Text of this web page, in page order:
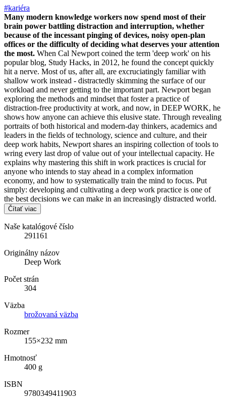
#kariéra
Many modern knowledge workers now spend most of their
brain power battling distraction and interruption, whether
because of the incessant pinging of devices, noisy open-plan
offices or the difficulty of deciding what deserves your attention
the most. When Cal Newport coined the term 'deep work' on his
popular blog, Study Hacks, in 2012, he found the concept quickly
hit a nerve. Most of us, after all, are excruciatingly familiar with
shallow work instead - distractedly skimming the surface of our
workload and never getting to the important part. Newport began
exploring the methods and mindset that foster a practice of
distraction-free productivity at work, and now, in DEEP WORK, he
shows how anyone can achieve this elusive state. Through revealing
portraits of both historical and modern-day thinkers, academics and
leaders in the fields of technology, science and culture, and their
deep work habits, Newport shares an inspiring collection of tools to
wring every last drop of value out of your intellectual capacity. He
explains why mastering this shift in work practices is crucial for
anyone who intends to stay ahead in a complex information
economy, and how to systematically train the mind to focus. Put
simply: developing and cultivating a deep work practice is one of
the best decisions we can make in an increasingly distracted world.
Čítať viac
Naše katalógové číslo
291161
Originálny názov
Deep Work
Počet strán
304
Väzba
brožovaná väzba
Rozmer
155×232 mm
Hmotnosť
400 g
ISBN
9780349411903